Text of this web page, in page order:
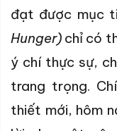
đạt được mục
Hunger) chỉ có
ý chí thực sự,
trang trọng.
thiết mới, hôm